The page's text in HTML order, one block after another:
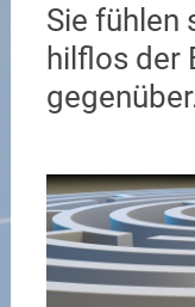
Sie fühlen
hilflos der